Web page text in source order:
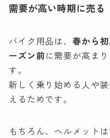
需要が高い時期に売る
バイク用品は、春から
ーズン前に需要が高ま
す。
新しく乗り始める人や
えるためです。
もちろん、ヘルメット